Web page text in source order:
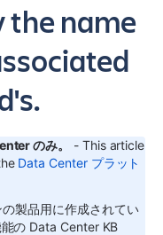
the name
のみ。
- This article
Data Center プラット
製品用に作成されてい
の Data Center KB